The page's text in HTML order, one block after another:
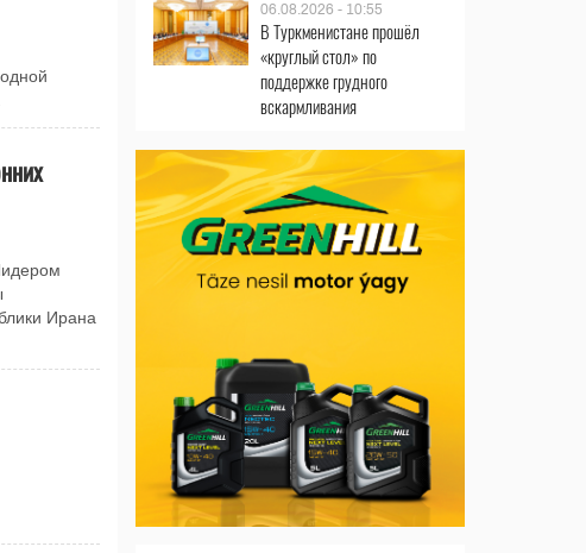
Ирана
06.08.2026 - 10:55
В Туркменистане прошёл
«круглый стол» по
поддержке грудного
вскармливания